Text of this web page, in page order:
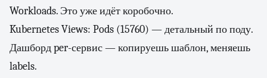
Workloads. Это уже идёт коробочно.
Kubernetes Views: Pods (15760) — детальный по поду.
Дашборд per-сервис — копируешь шаблон, меняешь
labels.